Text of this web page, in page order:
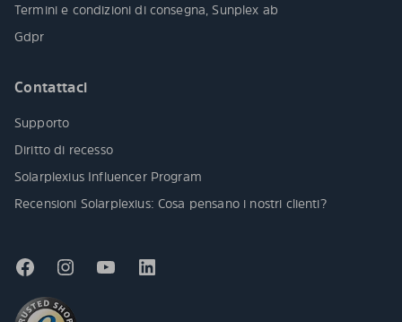
Termini e condizioni di consegna, Sunplex ab
Gdpr
Contattaci
Supporto
Diritto di recesso
Solarplexius Influencer Program
Recensioni Solarplexius: Cosa pensano i nostri clienti?